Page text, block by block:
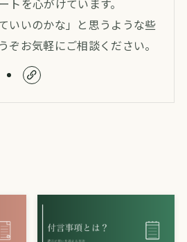
トを心がけています。
いいのかな」と思うような些
ぞお気軽にご相談ください。